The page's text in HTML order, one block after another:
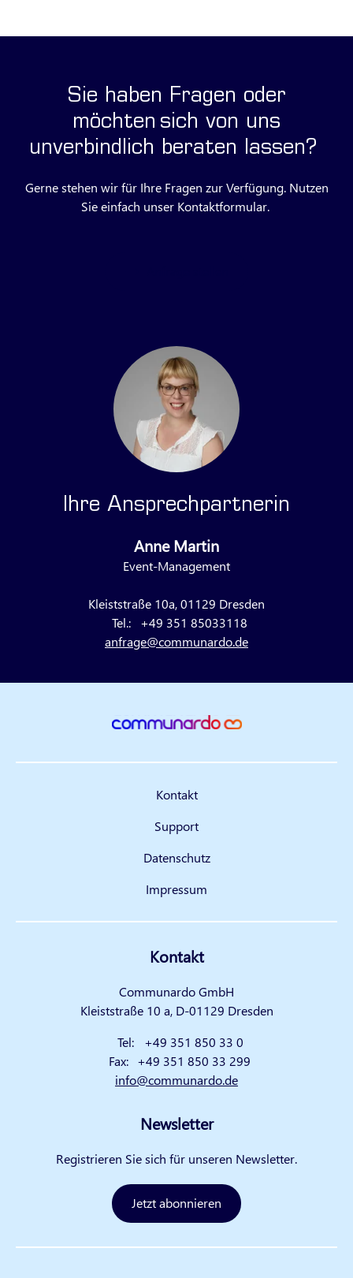
Sie haben Fragen oder
möchten sich von uns
unverbindlich beraten lassen?
Gerne stehen wir für Ihre Fragen zur Verfügung. Nutzen
Sie einfach unser Kontaktformular.
Ihre Ansprechpartnerin
Anne Martin
Event-Management
Kleiststraße 10a, 01129 Dresden
Tel.:
+49 351 85033118
anfrage@communardo.de
Kontakt
Support
Datenschutz
Impressum
Kontakt
Communardo GmbH
Kleiststraße 10 a, D-01129 Dresden
Tel:
+49 351 850 33 0
Fax: +49 351 850 33 299
info@communardo.de
Newsletter
Registrieren Sie sich für unseren Newsletter.
Jetzt abonnieren